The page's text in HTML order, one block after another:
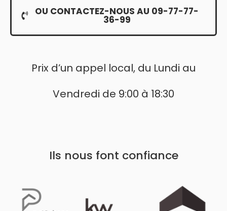
OU CONTACTEZ-NOUS AU 09-77-77-
36-99
Prix d’un appel local, du Lundi au
Vendredi de 9:00 à 18:30
Ils nous font confiance